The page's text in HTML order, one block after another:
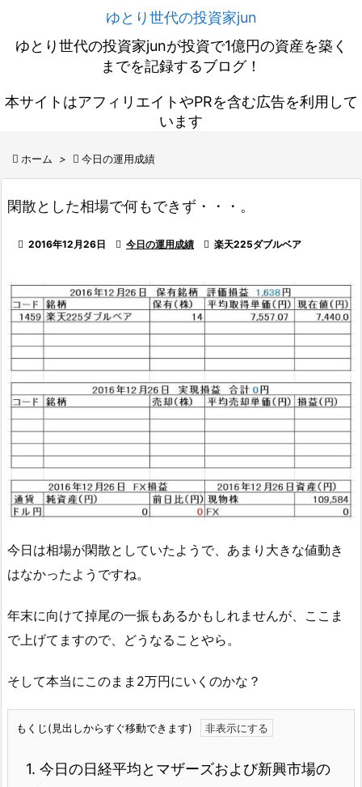
ゆとり世代の投資家jun
ゆとり世代の投資家junが投資で1億円の資産を築く
までを記録するブログ！
本サイトはアフィリエイトやPRを含む広告を利用して
います
 ホーム >  今日の運用成績
閑散とした相場で何もできず・・・。
 2016年12月26日  今日の運用成績  楽天225ダブルベア
今日は相場が閑散としていたようで、あまり大きな値動き
はなかったようですね。
年末に向けて掉尾の一振もあるかもしれませんが、ここま
で上げてますので、どうなることやら。
そして本当にこのまま2万円にいくのかな？
もくじ(見出しからすぐ移動できます)
1. 今日の日経平均とマザーズおよび新興市場の